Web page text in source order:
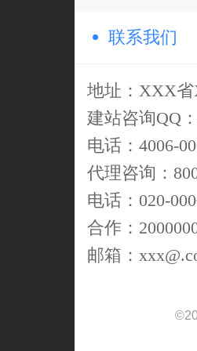
联系我们
地址：XXX
建站咨询
电话：
代理咨询：
电话：
合作：
邮箱：
©